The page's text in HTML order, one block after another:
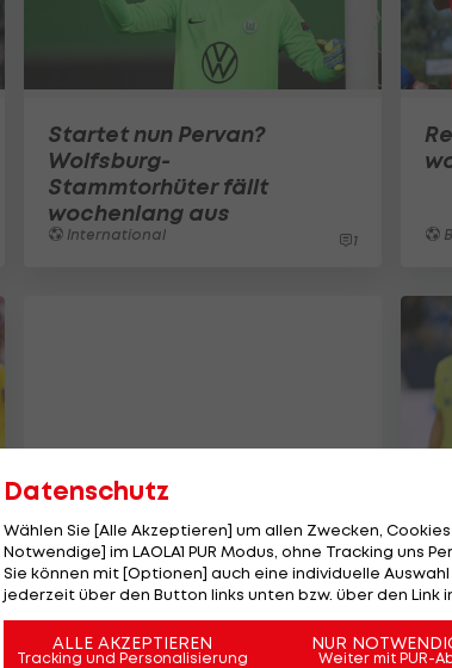
Startet nun Pervan?
Wolfsburg-
Stammtorhüter fällt
wochenlang aus
International 1
Datenschutz
Wählen Sie [Alle Akzeptieren] um allen Zwecken,
Notwendige] im LAOLA1 PUR Modus, ohne Tracking uns
Sie können mit [Optionen] auch eine individuelle
jederzeit über den Button links unten bzw. über den Link
ALLE AKZEPTIEREN
Tracking und Personalisierung
NUR
Weiter mit PUR-